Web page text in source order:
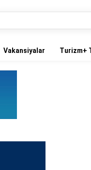
Vakansiyalar Turizm+